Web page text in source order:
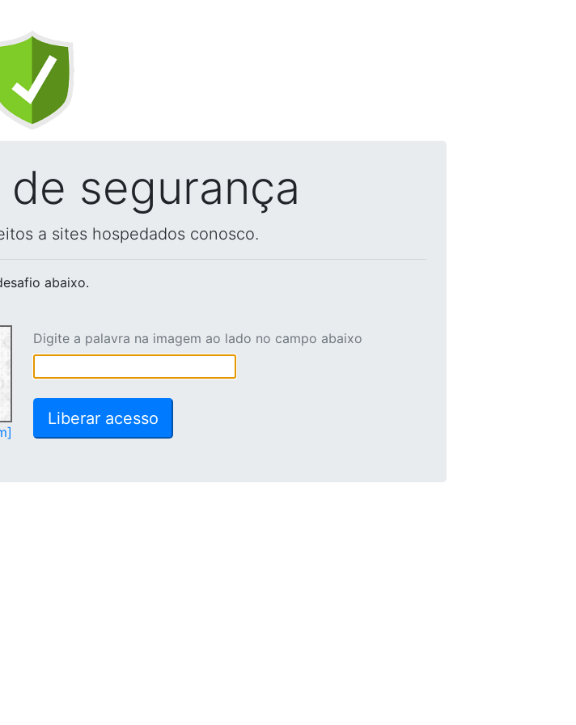
segurança
a sites hospedados conosco.
abaixo.
Digite a palavra na imagem ao lado no campo abaixo